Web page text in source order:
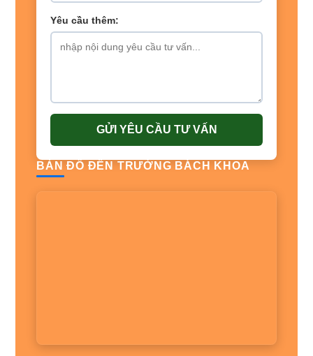
Yêu cầu thêm:
GỬI YÊU CẦU TƯ VẤN
BẢN ĐỒ ĐẾN TRƯỜNG BÁCH KHOA